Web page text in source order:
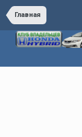
Главная